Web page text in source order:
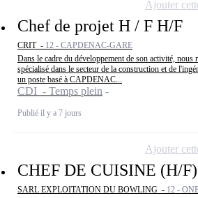
Chef de projet H / F H/F
CRIT - 12 - CAPDENAC-GARE
Dans le cadre du développement de son activité, nous
spécialisé dans le secteur de la construction et de
un poste basé à CAPDENAC...
CDI - Temps plein
Publié il y a 7 jours
Ajouter
CHEF DE CUISINE (H/F)
SARL EXPLOITATION DU BOWLING - 12 -
Ajouter